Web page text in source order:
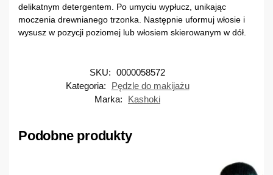
delikatnym detergentem. Po umyciu wypłucz, unikając
moczenia drewnianego trzonka. Następnie uformuj włosie i
wysusz w pozycji poziomej lub włosiem skierowanym w dół.
SKU: 0000058572
Kategoria:
Pędzle do makijażu
Marka:
Kashoki
Podobne produkty